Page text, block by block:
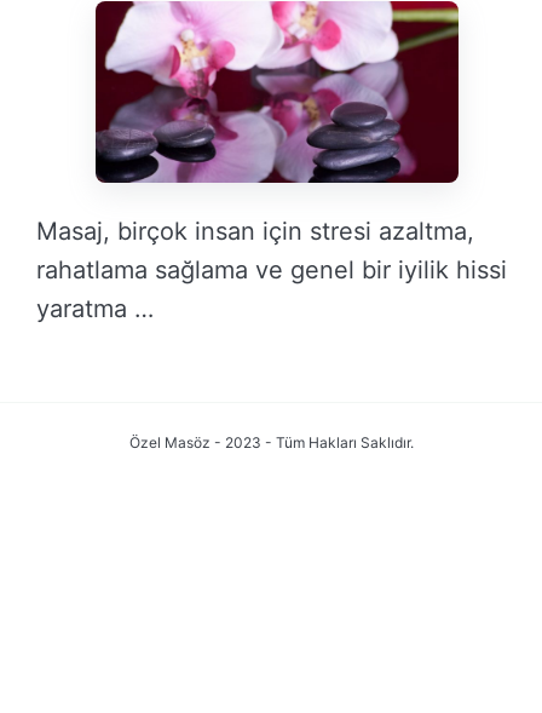
Masaj, birçok insan için stresi azaltma,
rahatlama sağlama ve genel bir iyilik hissi
yaratma …
Özel Masöz - 2023 - Tüm Hakları Saklıdır.